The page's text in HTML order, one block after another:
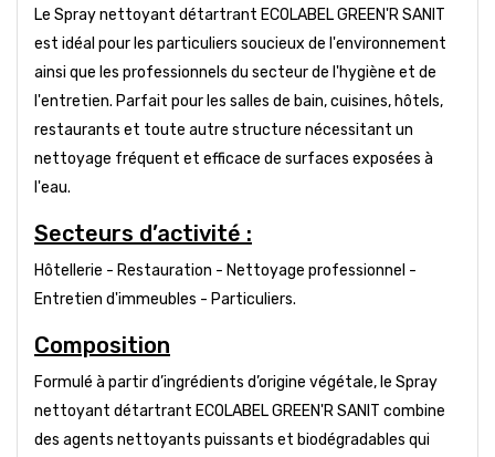
Le Spray nettoyant détartrant ECOLABEL GREEN'R SANIT
est idéal pour les particuliers soucieux de l'environnement
ainsi que les professionnels du secteur de l'hygiène et de
l'entretien. Parfait pour les salles de bain, cuisines, hôtels,
restaurants et toute autre structure nécessitant un
nettoyage fréquent et efficace de surfaces exposées à
l'eau.
Secteurs d’activité :
Hôtellerie - Restauration - Nettoyage professionnel -
Entretien d'immeubles - Particuliers.
Composition
Formulé à partir d’ingrédients d’origine végétale, le Spray
nettoyant détartrant ECOLABEL GREEN'R SANIT combine
des agents nettoyants puissants et biodégradables qui